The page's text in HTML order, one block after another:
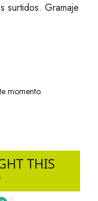
surtidos. Gramaje
momento.
THIS